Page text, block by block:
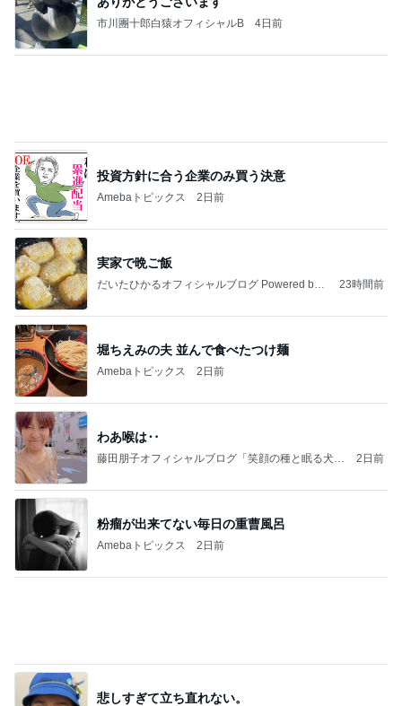
市川團十郎白猿オフィシャルB 4日前
投資方針に合う企業のみ買う決意
Amebaトピックス 2日前
実家で晩ご飯
だいたひかるオフィシャルブログ Powered by
23時間前
堀ちえみの夫 並んで食べたつけ麺
Amebaトピックス 2日前
わあ喉は‥
藤田朋子オフィシャルブログ「笑顔の種と眠る犬」
2日前
粉瘤が出来てない毎日の重曹風呂
Amebaトピックス 2日前
悲しすぎて立ち直れない。